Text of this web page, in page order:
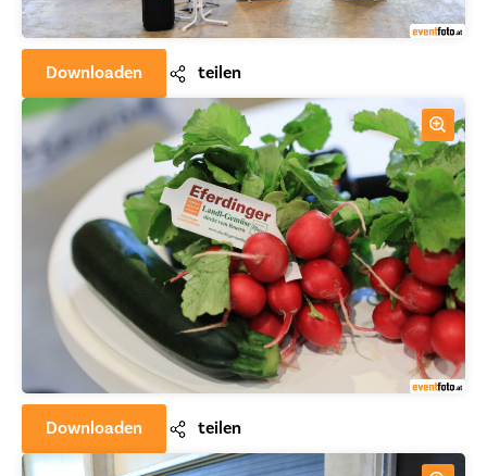
Downloaden teilen
Downloaden teilen